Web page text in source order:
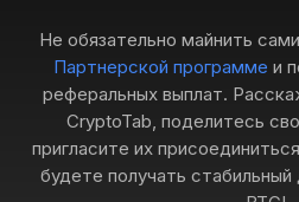
Не обязательно майнить
Партнерской программе и
реферальных выплат.
CryptoTab, поделитесь
пригласите их
будете получать